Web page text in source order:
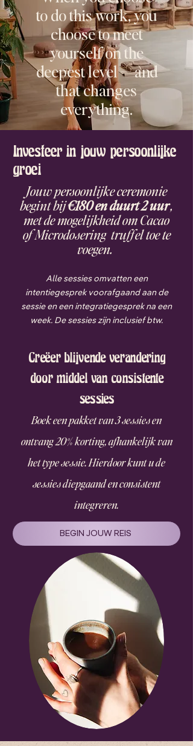
to do this work, you
choose to meet
yourself on the
deepest level — and
that changes
everything.
Investeer in jouw persoonlijke
groei
Jouw persoonlijke ceremonie
begint bij€180 en duurt 2 uur,
met de mogelijkheid om Cacao
of Microdosering truffel toe te
voegen.
Alle sessies omvatten een
intentiegesprek voorafgaand aan de
sessie en een integratiegesprek na een
week. De sessies zijn inclusief btw.
Creëer blijvende verandering
door middel van consistente
sessies
Boek een pakket van 3 sessies en
ontvang 20% korting, afhankelijk van
het type sessie. Hierdoor kunt u de
sessies diepgaand en consistent
integreren.
BEGIN JOUW REIS